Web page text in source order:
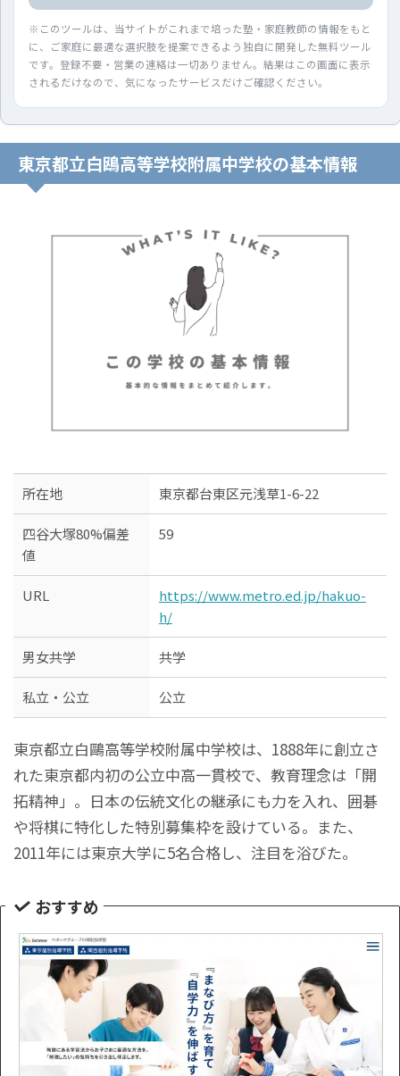
※このツールは、当サイトがこれまで培った塾・家庭教師の情報をもと
に、ご家庭に最適な選択肢を提案できるよう独自に開発した無料ツール
です。登録不要・営業の連絡は一切ありません。結果はこの画面に表示
されるだけなので、気になったサービスだけご確認ください。
東京都立白鴎高等学校附属中学校の基本情報
所在地 東京都台東区元浅草1-6-22
四谷大塚80%偏差
値
59
URL
https://www.metro.ed.jp/hakuo-
h/
男女共学 共学
私立・公立 公立
東京都立白鷗高等学校附属中学校は、1888年に創立さ
れた東京都内初の公立中高一貫校で、教育理念は「開
拓精神」。日本の伝統文化の継承にも力を入れ、囲碁
や将棋に特化した特別募集枠を設けている。また、
2011年には東京大学に5名合格し、注目を浴びた。
おすすめ